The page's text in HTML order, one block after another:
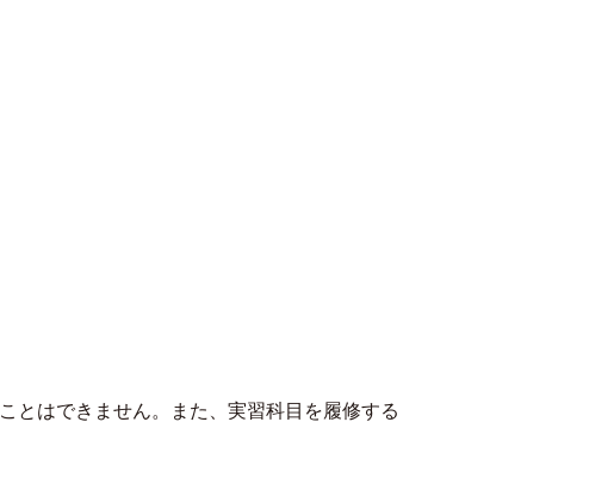
とはできません。また、実習科目を履修する